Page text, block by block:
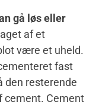
gå løs eller
af et
være et uheld.
fast
den resterende
cement. Cement